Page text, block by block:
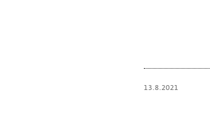
13.8.2021